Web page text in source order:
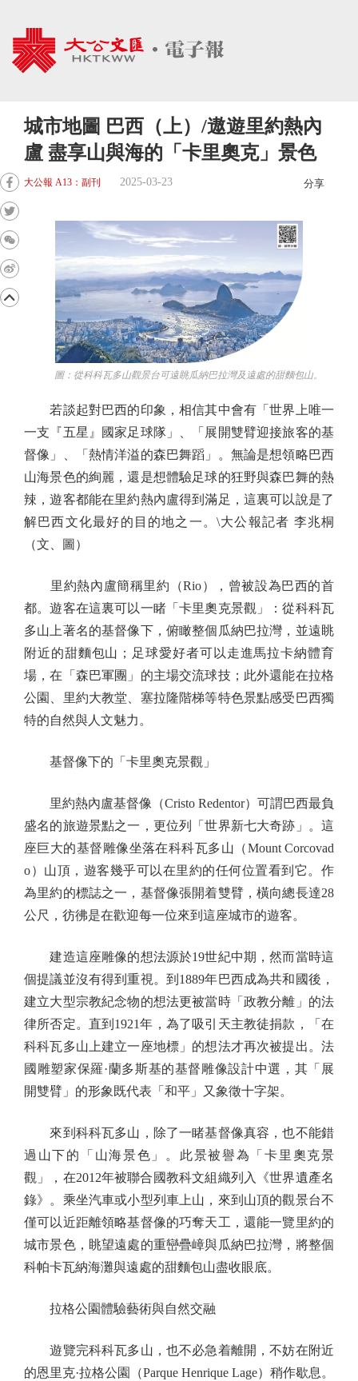
城市地圖 巴西（上）/遨遊里約熱內
盧 盡享山與海的「卡里奧克」景色
大公報 A13：副刊 2025-03-23 分享
圖：從科科瓦多山觀景台可遠眺瓜納巴拉灣及遠處的甜麵包山。
若談起對巴西的印象，相信其中會有「世界上唯一
一支『五星』國家足球隊」、「展開雙臂迎接旅客的基
督像」、「熱情洋溢的森巴舞蹈」。無論是想領略巴西
山海景色的絢麗，還是想體驗足球的狂野與森巴舞的熱
辣，遊客都能在里約熱內盧得到滿足，這裏可以說是了
解巴西文化最好的目的地之一。\大公報記者 李兆桐
（文、圖）
里約熱內盧簡稱里約（Rio），曾被設為巴西的首
都。遊客在這裏可以一睹「卡里奧克景觀」：從科科瓦
多山上著名的基督像下，俯瞰整個瓜納巴拉灣，並遠眺
附近的甜麵包山；足球愛好者可以走進馬拉卡納體育
場，在「森巴軍團」的主場交流球技；此外還能在拉格
公園、里約大教堂、塞拉隆階梯等特色景點感受巴西獨
特的自然與人文魅力。
基督像下的「卡里奧克景觀」
里約熱內盧基督像（Cristo Redentor）可謂巴西最負
盛名的旅遊景點之一，更位列「世界新七大奇跡」。這
座巨大的基督雕像坐落在科科瓦多山（Mount Corcovad
o）山頂，遊客幾乎可以在里約的任何位置看到它。作
為里約的標誌之一，基督像張開着雙臂，橫向總長達28
公尺，彷彿是在歡迎每一位來到這座城市的遊客。
建造這座雕像的想法源於19世紀中期，然而當時這
個提議並沒有得到重視。到1889年巴西成為共和國後，
建立大型宗教紀念物的想法更被當時「政教分離」的法
律所否定。直到1921年，為了吸引天主教徒捐款，「在
科科瓦多山上建立一座地標」的想法才再次被提出。法
國雕塑家保羅·蘭多斯基的基督雕像設計中選，其「展
開雙臂」的形象既代表「和平」又象徵十字架。
來到科科瓦多山，除了一睹基督像真容，也不能錯
過山下的「山海景色」。此景被譽為「卡里奧克景
觀」，在2012年被聯合國教科文組織列入《世界遺產名
錄》。乘坐汽車或小型列車上山，來到山頂的觀景台不
僅可以近距離領略基督像的巧奪天工，還能一覽里約的
城市景色，眺望遠處的重巒疊嶂與瓜納巴拉灣，將整個
科帕卡瓦納海灘與遠處的甜麵包山盡收眼底。
拉格公園體驗藝術與自然交融
遊覽完科科瓦多山，也不必急着離開，不妨在附近
的恩里克·拉格公園（Parque Henrique Lage）稍作歇息。